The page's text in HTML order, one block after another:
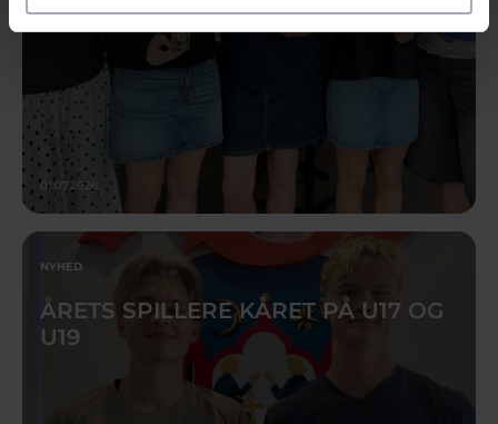
01.07.2026
NYHED
ÅRETS SPILLERE KÅRET PÅ U17 OG
U19